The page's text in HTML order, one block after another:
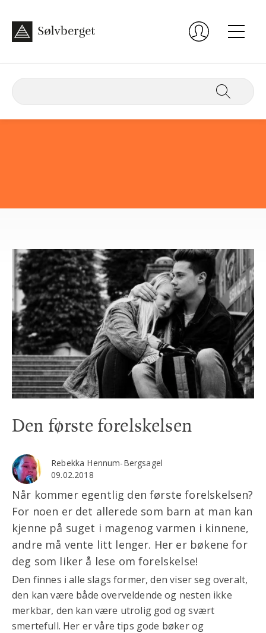
Den første forelskelsen
Rebekka Hennum-Bergsagel
09.02.2018
Når kommer egentlig den første forelskelsen?
For noen er det allerede som barn at man kan
kjenne på suget i magenog varmen i kinnene,
andre må vente litt lenger. Her er bøkene for
deg som liker å lese om forelskelse!
Den finnes i alle slags former, den viser seg overalt,
den kan være både overveldende og nesten ikke
merkbar, den kan være utrolig god og svært
smertefull. Her er våre tips gode bøker og